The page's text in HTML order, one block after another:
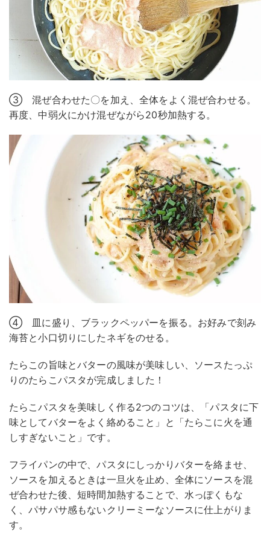
③ 混ぜ合わせた〇を加え、全体をよく混ぜ合わせる。
再度、中弱火にかけ混ぜながら20秒加熱する。
④ 皿に盛り、ブラックペッパーを振る。お好みで刻み
海苔と小口切りにしたネギをのせる。
たらこの旨味とバターの風味が美味しい、ソースたっぷ
りのたらこパスタが完成しました！
たらこパスタを美味しく作る2つのコツは、「パスタに下
味としてバターをよく絡めること」と「たらこに火を通
しすぎないこと」です。
フライパンの中で、パスタにしっかりバターを絡ませ、
ソースを加えるときは一旦火を止め、全体にソースを混
ぜ合わせた後、短時間加熱することで、水っぽくもな
く、パサパサ感もないクリーミーなソースに仕上がりま
す。